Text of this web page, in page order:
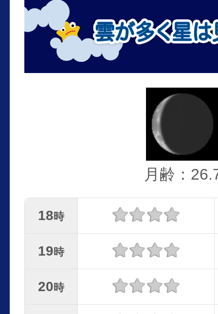
月齢：
18時
19時
20時